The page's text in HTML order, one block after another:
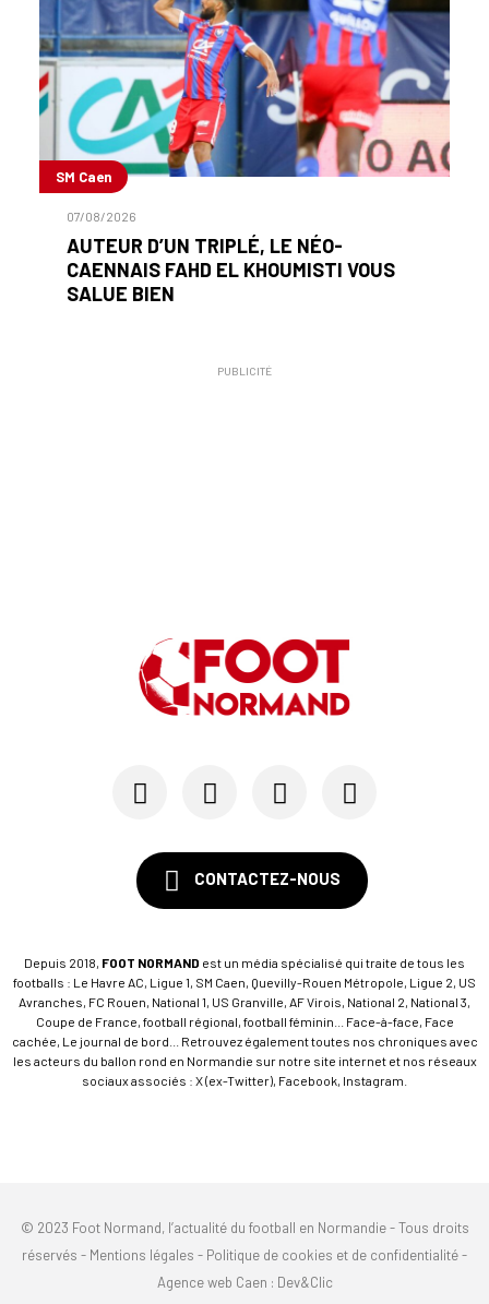
SM Caen
07/08/2026
AUTEUR D’UN TRIPLÉ, LE NÉO-
CAENNAIS FAHD EL KHOUMISTI VOUS
SALUE BIEN
PUBLICITÉ
CONTACTEZ-NOUS
Depuis 2018, FOOT NORMAND est un média spécialisé qui traite de tous les
footballs : Le Havre AC, Ligue 1, SM Caen, Quevilly-Rouen Métropole, Ligue 2, US
Avranches, FC Rouen, National 1, US Granville, AF Virois, National 2, National 3,
Coupe de France, football régional, football féminin... Face-à-face, Face
cachée, Le journal de bord... Retrouvez également toutes nos chroniques avec
les acteurs du ballon rond en Normandie sur notre site internet et nos réseaux
sociaux associés : X (ex-Twitter), Facebook, Instagram.
© 2023 Foot Normand, l’actualité du football en Normandie - Tous droits
réservés - Mentions légales - Politique de cookies et de confidentialité-
Agence web Caen : Dev&Clic